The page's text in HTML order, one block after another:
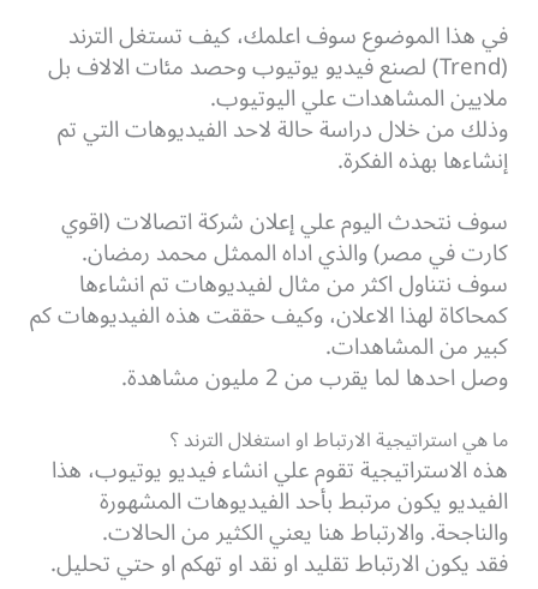
في هذا الموضوع سوف اعلمك، كيف تستغل الترند
(Trend) لصنع فيديو يوتيوب وحصد مئات الالاف بل
ملايين المشاهدات علي اليوتيوب.
وذلك من خلال دراسة حالة لاحد الفيديوهات التي تم
إنشاءها بهذه الفكرة.
سوف نتحدث اليوم علي إعلان شركة اتصالات (اقوي
كارت في مصر) والذي اداه الممثل محمد رمضان.
سوف نتناول اكثر من مثال لفيديوهات تم انشاءها
كمحاكاة لهذا الاعلان، وكيف حققت هذه الفيديوهات كم
كبير من المشاهدات.
وصل احدها لما يقرب من 2 مليون مشاهدة.
ما هي استراتيجية الارتباط او استغلال الترند ؟
هذه الاستراتيجية تقوم علي انشاء فيديو يوتيوب، هذا
الفيديو يكون مرتبط بأحد الفيديوهات المشهورة
والناجحة. والارتباط هنا يعني الكثير من الحالات.
فقد يكون الارتباط تقليد او نقد او تهكم او حتي تحليل.